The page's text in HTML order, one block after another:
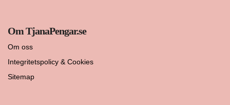
Om TjanaPengar.se
Om oss
Integritetspolicy & Cookies
Sitemap